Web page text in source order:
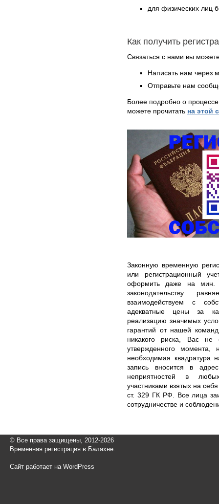
для физических лиц
Как получить
Связаться с нами вы
Написать нам через
Отправьте нам
Более подробно о
можете прочитать на этой
Законную временную
или регистрационный
оформить даже на мин.
законодательству
взаимодействуем с
адекватные цены за
реализацию значимых
гарантий от нашей
никакого риска, Вас не
утвержденного момента,
необходимая
запись вносится в
неприятностей в
участниками взятых на
ст. 329 ГК РФ. Все лица
сотрудничестве и
© Все права защищены, 2012-2026
Временная регистрация в Балахне.
Сайт работает на WordPress